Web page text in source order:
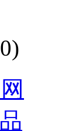
0)